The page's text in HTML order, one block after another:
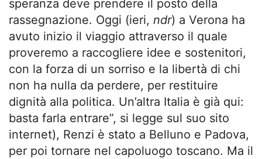
speranza deve prendere il posto della
rassegnazione. Oggi (ieri, ndr) a Verona ha
avuto inizio il viaggio attraverso il quale
proveremo a raccogliere idee e sostenitori,
con la forza di un sorriso e la libertà di chi
non ha nulla da perdere, per restituire
dignità alla politica. Un’altra Italia è già qui:
basta farla entrare”, si legge sul suo sito
internet), Renzi è stato a Belluno e Padova,
per poi tornare nel capoluogo toscano. Ma il